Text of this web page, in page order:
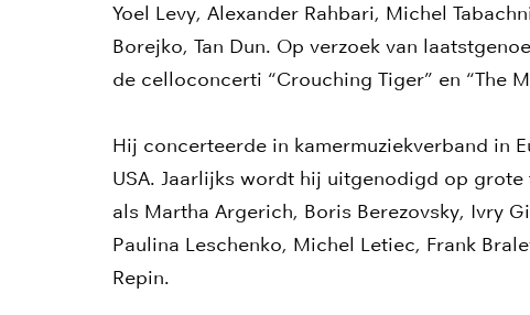
Yoel Levy, Alexander Rahbari, Michel
Borejko, Tan Dun. Op verzoek van
de celloconcerti “Crouching Tiger” en “The
Hij concerteerde in kamermuziekverband in
USA. Jaarlijks wordt hij uitgenodigd op
als Martha Argerich, Boris Berezovsky, Ivry
Paulina Leschenko, Michel Letiec, Frank
Repin.